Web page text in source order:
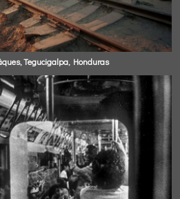
Tegucigalpa, Honduras